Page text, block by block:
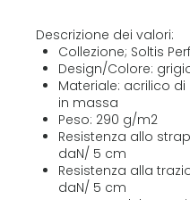
Descrizione dei valori:
Collezione; Soltis
Design/Colore:
Materiale: acrilico
in massa
Peso: 290 g/m2
Resistenza allo
daN/ 5 cm
Resistenza alla
daN/ 5 cm